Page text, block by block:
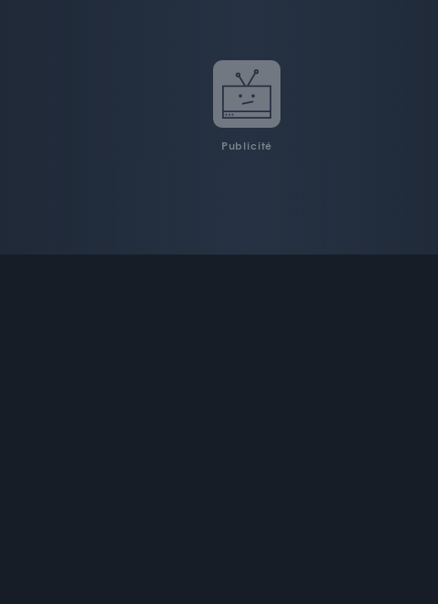
Publicité